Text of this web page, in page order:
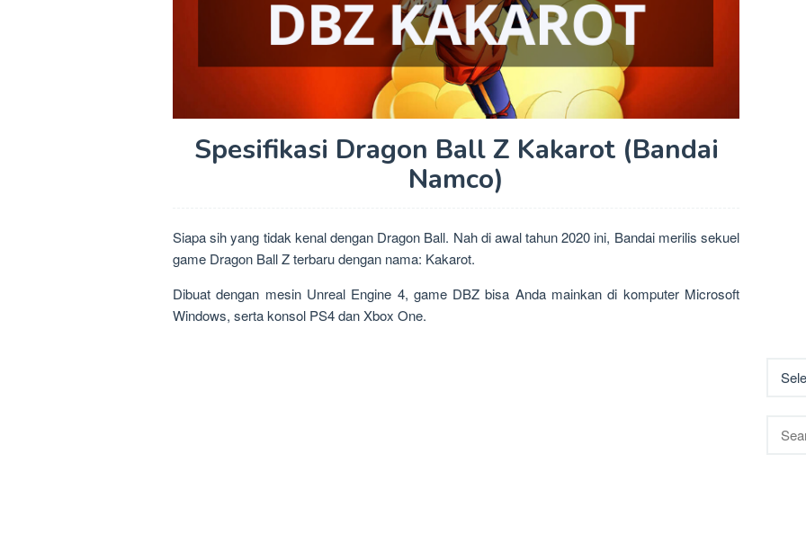
Spesifikasi Dragon Ball Z Kakarot (Bandai
Namco)
Siapa sih yang tidak kenal dengan Dragon Ball. Nah di awal tahun 2020 ini, Bandai merilis sekuel
game Dragon Ball Z terbaru dengan nama: Kakarot.
Dibuat dengan mesin Unreal Engine 4, game DBZ bisa Anda mainkan di komputer Microsoft
Windows, serta konsol PS4 dan Xbox One.
for: